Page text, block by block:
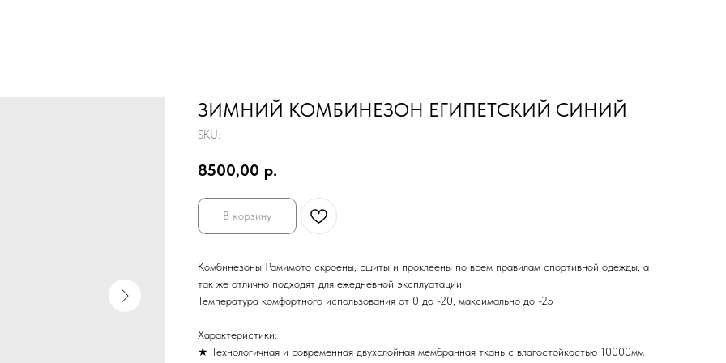
ЗИМНИЙ КОМБИНЕЗОН ЕГИПЕТСКИЙ СИНИЙ
SKU:
8500,00 р.
В корзину
Комбинезоны Рамимото скроены, сшиты и проклеены по всем правилам спортивной одежды, а
так же отлично подходят для ежедневной эксплуатации.
Температура комфортного использования от 0 до -20, максимально до -25
Характеристики:
★ Технологичная и современная двухслойная мембранная ткань с влагостойкостью 10000мм